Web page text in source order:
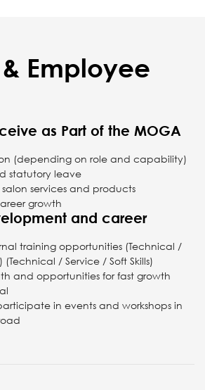
Employee
as Part of the MOGA
(depending on role and capability)
statutory leave
services and products
growth
and career
training opportunities (Technical /
(Technical / Service / Soft Skills)
and opportunities for fast growth
in events and workshops in